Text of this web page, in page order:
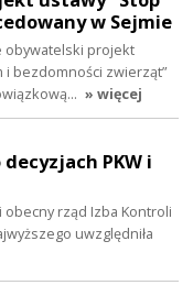
w Sejmie
obywatelski projekt
i bezdomności zwierząt”
» więcej
PKW i
rząd Izba Kontroli
uwzględniła